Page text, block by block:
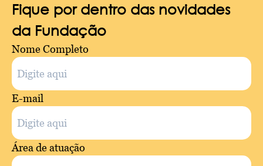
Fique por dentro das novidades
da Fundação
Nome Completo
E-mail
Área de atuação